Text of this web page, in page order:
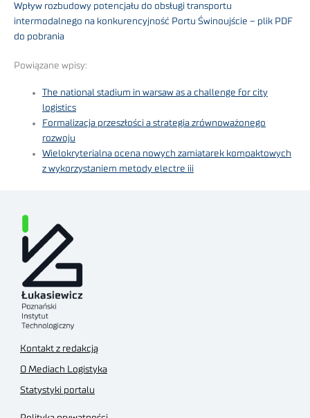
Wpływ rozbudowy potencjału do obsługi transportu
intermodalnego na konkurencyjność Portu Świnoujście – plik PDF
do pobrania
Powiązane wpisy:
The national stadium in warsaw as a challenge for city
logistics
Formalizacja przeszłości a strategia zrównoważonego
rozwoju
Wielokryterialna ocena nowych zamiatarek kompaktowych
z wykorzystaniem metody electre iii
Kontakt z redakcją
O Mediach Logistyka
Statystyki portalu